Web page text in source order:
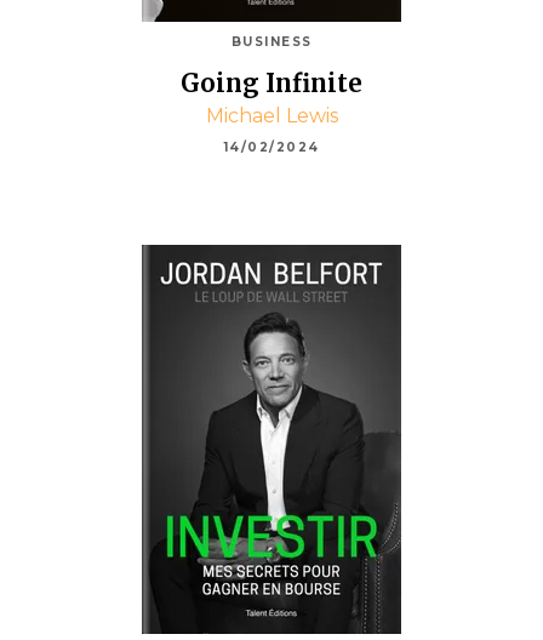
BUSINESS
Going Infinite
Michael Lewis
14/02/2024